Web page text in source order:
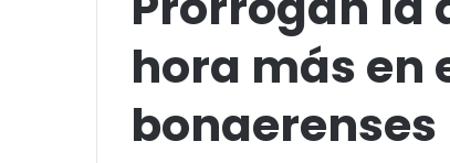
hora más en
bonaerenses